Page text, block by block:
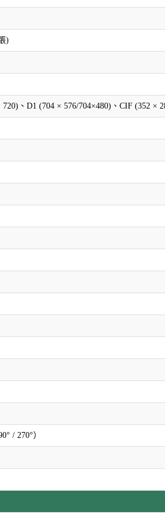
)
、D1 (704 × 576/704×480)、CIF (352 ×
/ 270°）